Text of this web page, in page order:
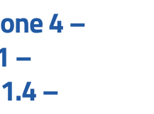
4 –
–
–